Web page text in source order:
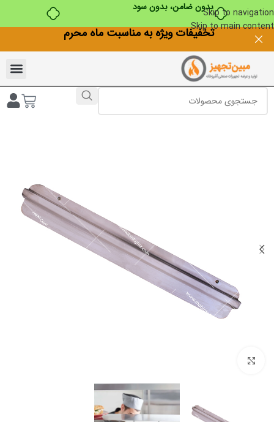
بدون ضامن، بدون سودSkip to navigation
Skip to main contentتخفیفات ویژه به مناسبت ماه محرم